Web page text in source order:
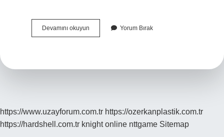
Devamını okuyun
30
Yorum Bırak
https://www.uzayforum.com.tr https://ozerkanplastik.com.tr
https://hardshell.com.tr knight online nttgame Sitemap